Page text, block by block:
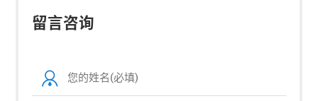
留言咨询